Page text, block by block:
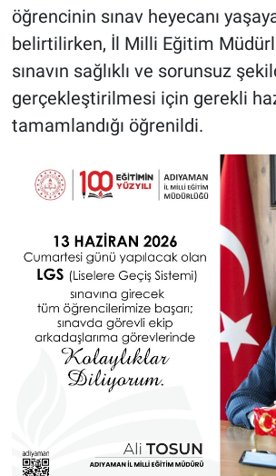
öğrencinin sınav heyecanı
belirtilirken, İl Milli Eğitim
sınavın sağlıklı ve sorunsuz
gerçekleştirilmesi için gerekli
tamamlandığı öğrenildi.